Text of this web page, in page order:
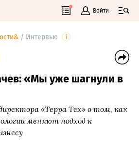
Войти
/ Интервью i
«Мы уже шагнули в
«Терра Тех» о том, как
меняют подход к